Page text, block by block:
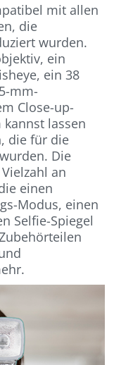
mit allen
die
wurden.
ein
ein 38
mm-
Close-up-
lassen
die für die
Die
an
einen
Modus, einen
Selfie-Spiegel